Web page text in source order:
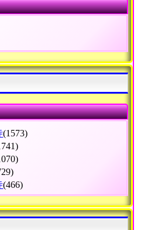
(1573)
(466)